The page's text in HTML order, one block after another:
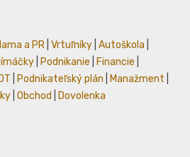
a PR Vrtuľníky Autoškola
Podnikanie Financie
Podnikateľský plán Manažment
Obchod Dovolenka